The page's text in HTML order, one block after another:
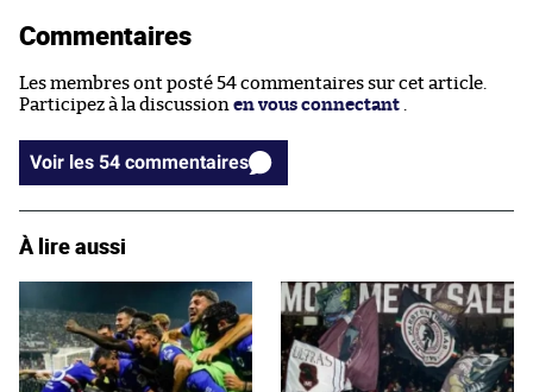
Commentaires
Les membres ont posté 54 commentaires sur cet article.
Participez à la discussion en vous connectant
Voir les 54 commentaires
À lire aussi